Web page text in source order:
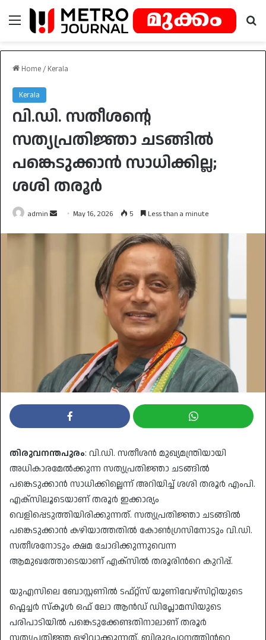
Menu
Home / Kerala
Kerala
വി.ഡി. സതീശൻ്റെ
സത്യപ്രതിജ്ഞാ ചടങ്ങിൽ
പങ്കെടുക്കാൻ സാധിക്കില്ല;
ശശി തരൂർ
admin
Send May 16, 2026 5 Less than a minute
തിരുവനന്തപുരം: വി.ഡി. സതീശൻ മുഖ്യമന്ത്രിയായി
അധികാരമേൽക്കുന്ന സത്യപ്രതിജ്ഞാ ചടങ്ങിൽ
പങ്കെടുക്കാൻ സാധിക്കില്ലെന്ന് അറിയിച്ച് ശശി തരൂർ എംപി.
എക്സിലൂടെയാണ് തരൂർ ഇക്കാര്യം
വെളിപ്പെടുത്തിയിരിക്കുന്നത്. സത്യപ്രതിജ്ഞാ ചടങ്ങിൽ
പങ്കെടുക്കാൻ കഴിയാത്തതിൽ കോൺഗ്രസിനോടും വി.ഡി.
സതീശനോടും ക്ഷമ ചോദിക്കുന്നുവെന്ന
ആമുഖത്തോടെയാണ് എക്സിൽ തരൂരിന്‍റെ കുറിപ്പ്.
യുഎസിലെ ബോസ്റ്റണിൽ ടഫ്റ്റ്സ് യൂണിവേഴ്സിറ്റിയുടെ
ഫ്ലെച്ചർ സ്കൂൾ ഒഫ് ലോ ആൻഡ് ഡിപ്ലോമസിയുടെ
പരിപാടിയിൽ പങ്കെടുക്കേണ്ടതിനാലാണ് തരൂർ